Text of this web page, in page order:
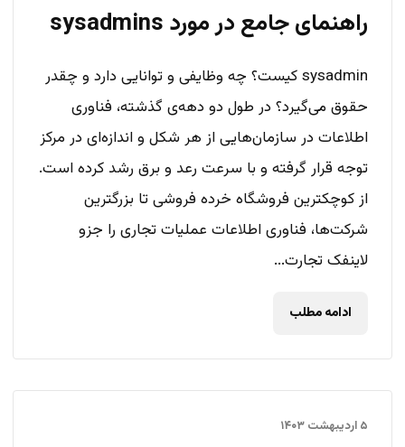
راهنمای جامع در مورد sysadmins
sysadmin کیست؟ چه وظایفی و توانایی دارد و چقدر
حقوق می‌گیرد؟ در طول دو دهه‌ی گذشته، فناوری
اطلاعات در سازمان‌هایی از هر شکل و اندازه‌ای در مرکز
توجه قرار گرفته و با سرعت رعد و برق رشد کرده است.
از کوچکترین فروشگاه خرده فروشی تا بزرگترین
شرکت‌ها، فناوری اطلاعات عملیات تجاری را جزو
لاینفک تجارت...
ادامه مطلب
۵ اردیبهشت ۱۴۰۳